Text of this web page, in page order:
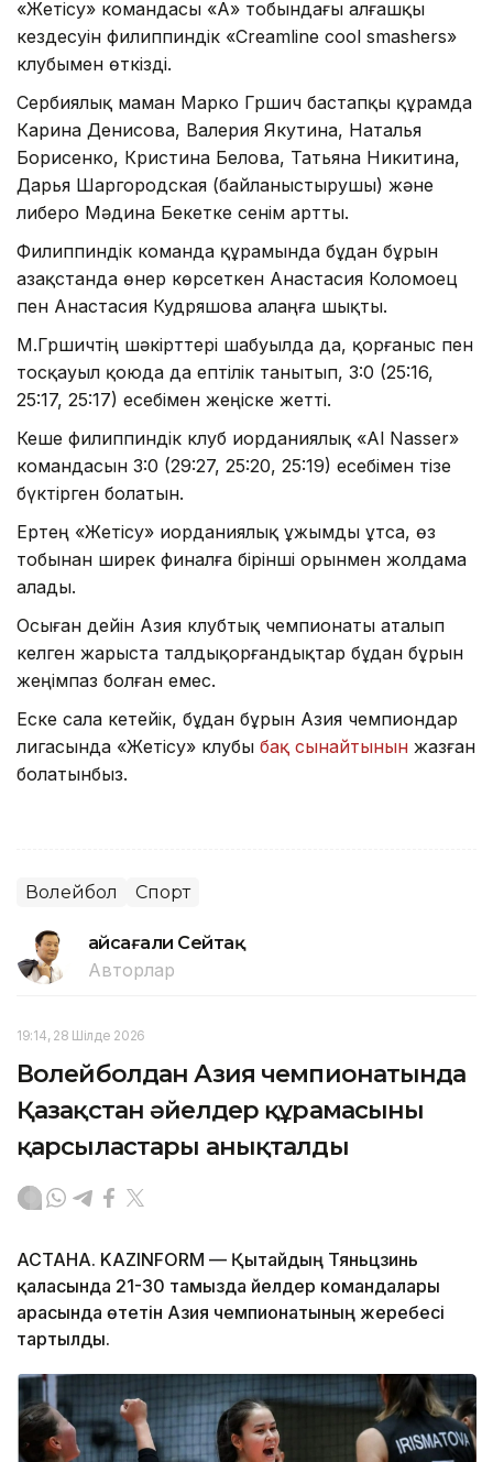
«Жетісу» командасы «А» тобындағы алғашқы
кездесуін филиппиндік «Creamline cool smashers»
клубымен өткізді.
Сербиялық маман Марко Гршич бастапқы құрамда
Карина Денисова, Валерия Якутина, Наталья
Борисенко, Кристина Белова, Татьяна Никитина,
Дарья Шаргородская (байланыстырушы) және
либеро Мәдина Бекетке сенім артты.
Филиппиндік команда құрамында бұдан бұрын
Қазақстанда өнер көрсеткен Анастасия Коломоец
пен Анастасия Кудряшова алаңға шықты.
М.Гршичтің шәкірттері шабуылда да, қорғаныс пен
тосқауыл қоюда да ептілік танытып, 3:0 (25:16,
25:17, 25:17) есебімен жеңіске жетті.
Кеше филиппиндік клуб иорданиялық «Al Nasser»
командасын 3:0 (29:27, 25:20, 25:19) есебімен тізе
бүктірген болатын.
Ертең «Жетісу» иорданиялық ұжымды ұтса, өз
тобынан ширек финалға бірінші орынмен жолдама
алады.
Осыған дейін Азия клубтық чемпионаты аталып
келген жарыста талдықорғандықтар бұдан бұрын
жеңімпаз болған емес.
Еске сала кетейік, бұдан бұрын Азия чемпиондар
лигасында «Жетісу» клубы бақ сынайтынын жазған
болатынбыз.
Волейбол Спорт
Ғайсағали Сейтақ
Авторлар
19:14, 28 Шілде 2026
Волейболдан Азия чемпионатында
Қазақстан әйелдер құрамасының
қарсыластары анықталды
АСТАНА. KAZINFORM — Қытайдың Тяньцзинь
қаласында 21-30 тамызда әйелдер командалары
арасында өтетін Азия чемпионатының жеребесі
тартылды.